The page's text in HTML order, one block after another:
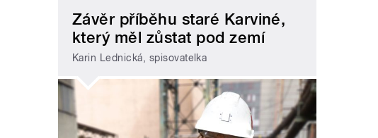
Závěr příběhu staré Karviné,
který měl zůstat pod zemí
Karin Lednická, spisovatelka